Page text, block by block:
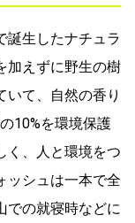
誕生したナチュラ
加えずに野生の樹
いて、自然の香り
10%を環境保護
く、人と環境をつ
ッシュは一本で全
での就寝時などに